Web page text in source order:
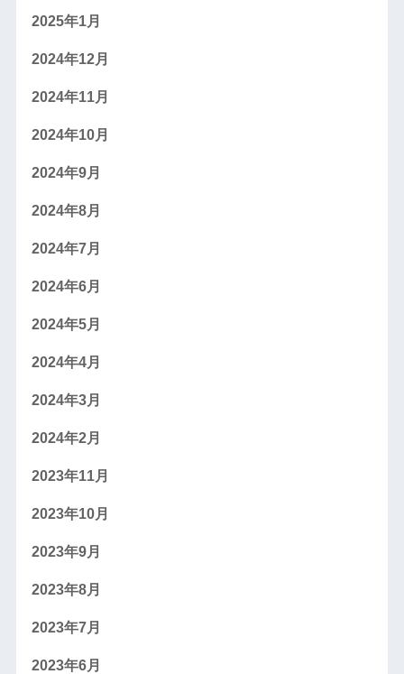
2025年1月
2024年12月
2024年11月
2024年10月
2024年9月
2024年8月
2024年7月
2024年6月
2024年5月
2024年4月
2024年3月
2024年2月
2023年11月
2023年10月
2023年9月
2023年8月
2023年7月
2023年6月